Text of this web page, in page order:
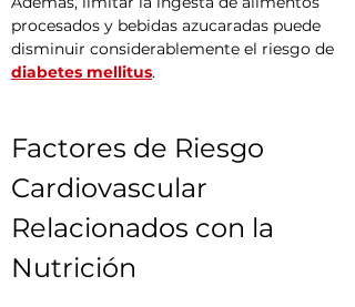
procesados y bebidas azucaradas puede
disminuir considerablemente el riesgo de
diabetes mellitus.
Factores de Riesgo
Cardiovascular
Relacionados con la
Nutrición